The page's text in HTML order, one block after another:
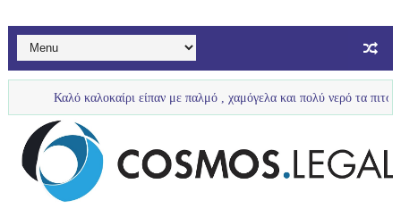
καλοκαίρι είπαν με παλμό , χαμόγελα και πολύ νερό τα πιτσιρίκια μας ...